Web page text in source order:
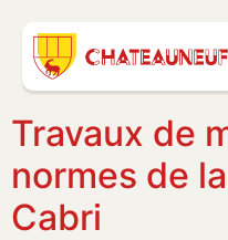
Travaux de
normes de
Cabri